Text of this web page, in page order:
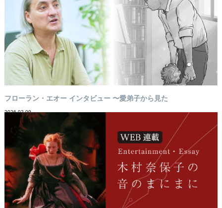
フローラン・エオー インタビュー 〜愛弟子から見た
2026-02-09